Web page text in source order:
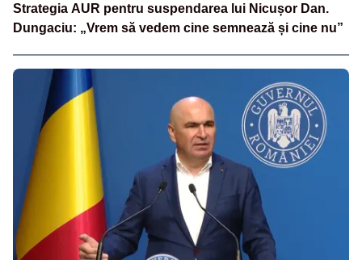
Strategia AUR pentru suspendarea lui Nicușor Dan.
Dungaciu: „Vrem să vedem cine semnează și cine nu”